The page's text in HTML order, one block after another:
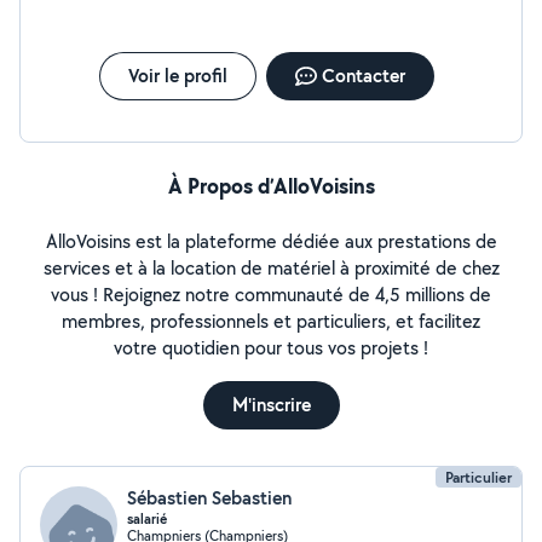
Voir le profil Contacter
À Propos d’AlloVoisins
AlloVoisins est la plateforme dédiée aux prestations de
services et à la location de matériel à proximité de chez
vous ! Rejoignez notre communauté de 4,5 millions de
membres, professionnels et particuliers, et facilitez
votre quotidien pour tous vos projets !
M'inscrire
Particulier
Sébastien Sebastien
salarié
Champniers (Champniers)